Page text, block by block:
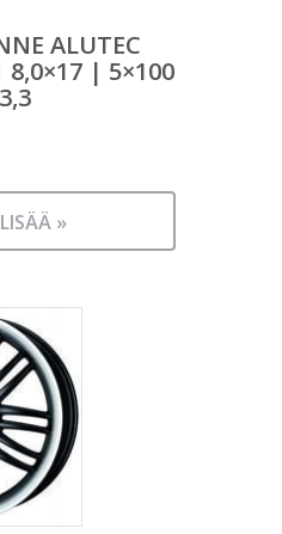
ALUTEC
8,0×17 | 5×100
»